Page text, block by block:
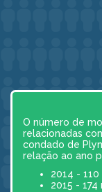
O número de
relacionadas
condado de
relação ao ano
2014 -
2015 -